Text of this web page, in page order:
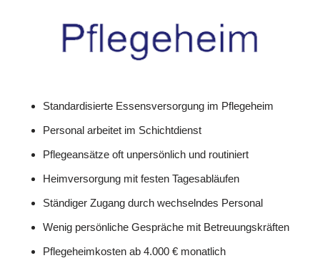
Standardisierte Essensversorgung im Pflegeheim
Personal arbeitet im Schichtdienst
Pflegeansätze oft unpersönlich und routiniert
Heimversorgung mit festen Tagesabläufen
Ständiger Zugang durch wechselndes Personal
Wenig persönliche Gespräche mit Betreuungskräften
Pflegeheimkosten ab 4.000 € monatlich